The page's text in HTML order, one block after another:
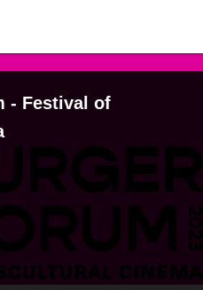
- Festival of